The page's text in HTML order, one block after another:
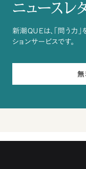
ニュースレ
新潮QUEは、「問う力
ションサービスです。
無